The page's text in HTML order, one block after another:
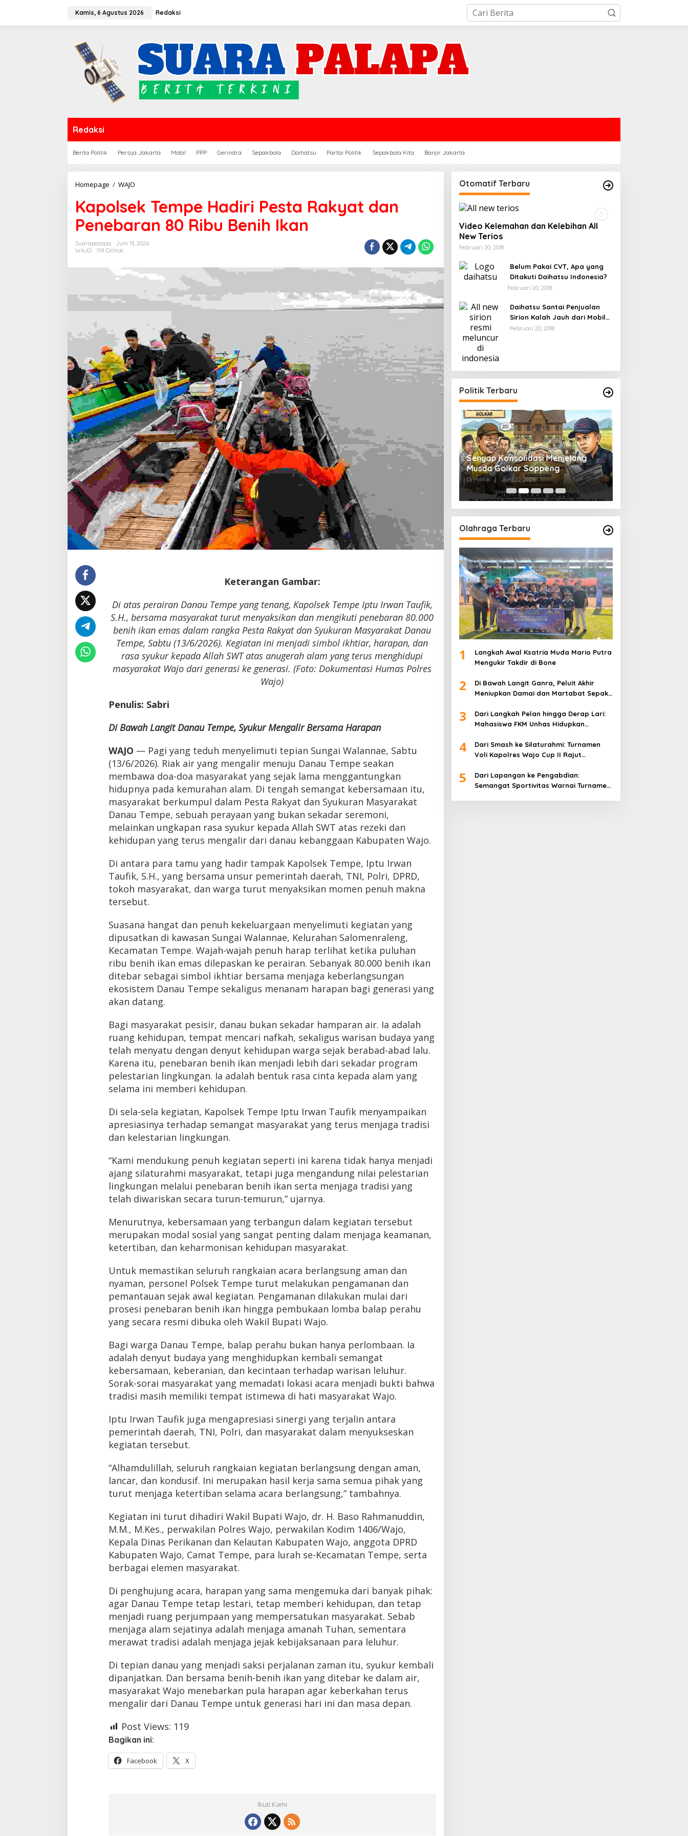
konten
Kamis, 6 Agustus 2026 Redaksi
Redaksi
Berita Politik Persija Jakarta Mobil PPP Gerindra Sepakbola Daihatsu Partai Politik Sepakbola Kita Banjir Jakarta
Homepage / WAJO
Hadiri
Pesta
Rakyat
Penebaran
Ribu
Benih
Kapolsek Tempe Hadiri Pesta Rakyat dan
Penebaran 80 Ribu Benih Ikan
Suarapalapa
Juni 13, 2026
WAJO
119 Dilihat
Keterangan Gambar:
Di atas perairan Danau Tempe yang tenang, Kapolsek Tempe Iptu Irwan Taufik,
S.H., bersama masyarakat turut menyaksikan dan mengikuti penebaran 80.000
benih ikan emas dalam rangka Pesta Rakyat dan Syukuran Masyarakat Danau
Tempe, Sabtu (13/6/2026). Kegiatan ini menjadi simbol ikhtiar, harapan, dan
rasa syukur kepada Allah SWT atas anugerah alam yang terus menghidupi
masyarakat Wajo dari generasi ke generasi. (Foto: Dokumentasi Humas Polres
Wajo)
Penulis: Sabri
Di Bawah Langit Danau Tempe, Syukur Mengalir Bersama Harapan
WAJO — Pagi yang teduh menyelimuti tepian Sungai Walannae, Sabtu
(13/6/2026). Riak air yang mengalir menuju Danau Tempe seakan
membawa doa-doa masyarakat yang sejak lama menggantungkan
hidupnya pada kemurahan alam. Di tengah semangat kebersamaan itu,
masyarakat berkumpul dalam Pesta Rakyat dan Syukuran Masyarakat
Danau Tempe, sebuah perayaan yang bukan sekadar seremoni,
melainkan ungkapan rasa syukur kepada Allah SWT atas rezeki dan
kehidupan yang terus mengalir dari danau kebanggaan Kabupaten Wajo.
Di antara para tamu yang hadir tampak Kapolsek Tempe, Iptu Irwan
Taufik, S.H., yang bersama unsur pemerintah daerah, TNI, Polri, DPRD,
tokoh masyarakat, dan warga turut menyaksikan momen penuh makna
tersebut.
Suasana hangat dan penuh kekeluargaan menyelimuti kegiatan yang
dipusatkan di kawasan Sungai Walannae, Kelurahan Salomenraleng,
Kecamatan Tempe. Wajah-wajah penuh harap terlihat ketika puluhan
ribu benih ikan emas dilepaskan ke perairan. Sebanyak 80.000 benih ikan
ditebar sebagai simbol ikhtiar bersama menjaga keberlangsungan
ekosistem Danau Tempe sekaligus menanam harapan bagi generasi yang
akan datang.
Bagi masyarakat pesisir, danau bukan sekadar hamparan air. Ia adalah
ruang kehidupan, tempat mencari nafkah, sekaligus warisan budaya yang
telah menyatu dengan denyut kehidupan warga sejak berabad-abad lalu.
Karena itu, penebaran benih ikan menjadi lebih dari sekadar program
pelestarian lingkungan. Ia adalah bentuk rasa cinta kepada alam yang
selama ini memberi kehidupan.
Di sela-sela kegiatan, Kapolsek Tempe Iptu Irwan Taufik menyampaikan
apresiasinya terhadap semangat masyarakat yang terus menjaga tradisi
dan kelestarian lingkungan.
“Kami mendukung penuh kegiatan seperti ini karena tidak hanya menjadi
ajang silaturahmi masyarakat, tetapi juga mengandung nilai pelestarian
lingkungan melalui penebaran benih ikan serta menjaga tradisi yang
telah diwariskan secara turun-temurun,” ujarnya.
Menurutnya, kebersamaan yang terbangun dalam kegiatan tersebut
merupakan modal sosial yang sangat penting dalam menjaga keamanan,
ketertiban, dan keharmonisan kehidupan masyarakat.
Untuk memastikan seluruh rangkaian acara berlangsung aman dan
nyaman, personel Polsek Tempe turut melakukan pengamanan dan
pemantauan sejak awal kegiatan. Pengamanan dilakukan mulai dari
prosesi penebaran benih ikan hingga pembukaan lomba balap perahu
yang secara resmi dibuka oleh Wakil Bupati Wajo.
Bagi warga Danau Tempe, balap perahu bukan hanya perlombaan. Ia
adalah denyut budaya yang menghidupkan kembali semangat
kebersamaan, keberanian, dan kecintaan terhadap warisan leluhur.
Sorak-sorai masyarakat yang memadati lokasi acara menjadi bukti bahwa
tradisi masih memiliki tempat istimewa di hati masyarakat Wajo.
Iptu Irwan Taufik juga mengapresiasi sinergi yang terjalin antara
pemerintah daerah, TNI, Polri, dan masyarakat dalam menyukseskan
kegiatan tersebut.
“Alhamdulillah, seluruh rangkaian kegiatan berlangsung dengan aman,
lancar, dan kondusif. Ini merupakan hasil kerja sama semua pihak yang
turut menjaga ketertiban selama acara berlangsung,” tambahnya.
Kegiatan ini turut dihadiri Wakil Bupati Wajo, dr. H. Baso Rahmanuddin,
M.M., M.Kes., perwakilan Polres Wajo, perwakilan Kodim 1406/Wajo,
Kepala Dinas Perikanan dan Kelautan Kabupaten Wajo, anggota DPRD
Kabupaten Wajo, Camat Tempe, para lurah se-Kecamatan Tempe, serta
berbagai elemen masyarakat.
Di penghujung acara, harapan yang sama mengemuka dari banyak pihak:
agar Danau Tempe tetap lestari, tetap memberi kehidupan, dan tetap
menjadi ruang perjumpaan yang mempersatukan masyarakat. Sebab
menjaga alam sejatinya adalah menjaga amanah Tuhan, sementara
merawat tradisi adalah menjaga jejak kebijaksanaan para leluhur.
Di tepian danau yang menjadi saksi perjalanan zaman itu, syukur kembali
dipanjatkan. Dan bersama benih-benih ikan yang ditebar ke dalam air,
masyarakat Wajo menebarkan pula harapan agar keberkahan terus
mengalir dari Danau Tempe untuk generasi hari ini dan masa depan.
Post Views: 119
Bagikan ini:
Facebook X
Ikuti Kami
Otomatif Terbaru
Video Kelemahan dan Kelebihan All
New Terios
Februari 20, 2018
Belum Pakai CVT, Apa yang
Ditakuti Daihatsu Indonesia?
Februari 20, 2018
Daihatsu Santai Penjualan
Sirion Kalah Jauh dari Mobil
LCGC
Februari 20, 2018
Politik Terbaru
Menanti Penerus Beringin di Bumi
Latemmamala
Di Politik | Juni 22, 2026
Senyap Konsolidasi Menjelang
Musda Golkar Soppeng
Di Politik | Juni 22, 2026
Olahraga Terbaru
1
Langkah Awal Ksatria Muda Mario Putra
Mengukir Takdir di Bone
2
Di Bawah Langit Ganra, Peluit Akhir
Meniupkan Damai dan Martabat Sepak
3
Dari Langkah Pelan hingga Derap Lari:
Mahasiswa FKM Unhas Hidupkan
4
Dari Smash ke Silaturahmi: Turnamen
Voli Kapolres Wajo Cup II Rajut
80
5
Dari Lapangan ke Pengabdian:
Semangat Sportivitas Warnai Turnamen